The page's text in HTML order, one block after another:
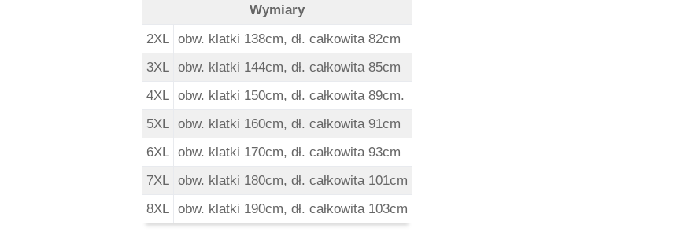
North 56 4 Duża Koszulka Polo - Wymiary
Wymiary
2XL obw. klatki 138cm, dł. całkowita 82cm
3XL obw. klatki 144cm, dł. całkowita 85cm
4XL obw. klatki 150cm, dł. całkowita 89cm.
5XL obw. klatki 160cm, dł. całkowita 91cm
6XL obw. klatki 170cm, dł. całkowita 93cm
7XL obw. klatki 180cm, dł. całkowita 101cm
8XL obw. klatki 190cm, dł. całkowita 103cm